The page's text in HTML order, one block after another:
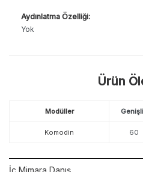
Aydınlatma Özelliği:
Yok
Ürün
Modüller
Komodin 60
İç Mimara Danış